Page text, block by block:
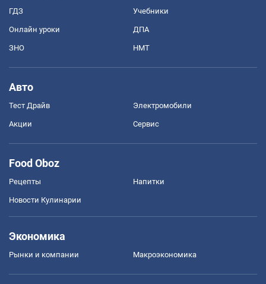
ГДЗ Учебники
Онлайн уроки ДПА
ЗНО НМТ
Авто
Тест Драйв Электромобили
Акции Сервис
Food Oboz
Рецепты Напитки
Новости Кулинарии
Экономика
Рынки и компании Mакроэкономика